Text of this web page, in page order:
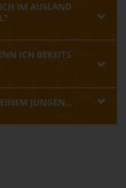
IM AUSLAND
ICH BEREITS
JUNGEN...